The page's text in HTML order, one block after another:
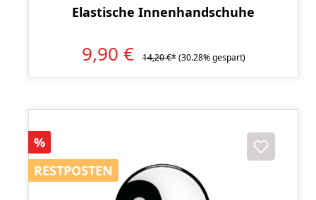
Elastische Innenhandschuhe
9,90 € 14,20 €* (30.28% gespart)
Rabatt
%
RESTPOSTEN
RESTPOSTEN